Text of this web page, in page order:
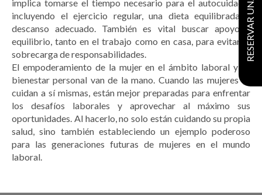
implica tomarse el tiempo necesario para el autocuidado,
incluyendo el ejercicio regular, una dieta equilibrada y
descanso adecuado. También es vital buscar apoyo y
equilibrio, tanto en el trabajo como en casa, para evitar la
sobrecarga de responsabilidades.
El empoderamiento de la mujer en el ámbito laboral y su
bienestar personal van de la mano. Cuando las mujeres se
cuidan a sí mismas, están mejor preparadas para enfrentar
los desafíos laborales y aprovechar al máximo sus
oportunidades. Al hacerlo, no solo están cuidando su propia
salud, sino también estableciendo un ejemplo poderoso
para las generaciones futuras de mujeres en el mundo
laboral.